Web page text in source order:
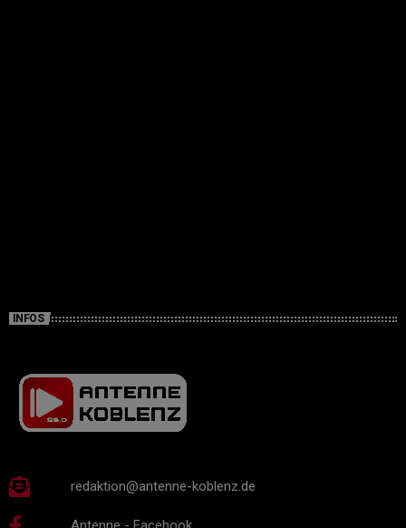
INFOS
redaktion@antenne-koblenz.de